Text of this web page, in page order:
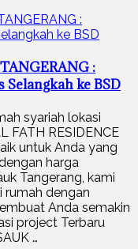
:
ke BSD
syariah lokasi
FATH RESIDENCE
untuk Anda yang
harga
Tangerang, kami
rumah dengan
Anda semakin
project Terbaru
…